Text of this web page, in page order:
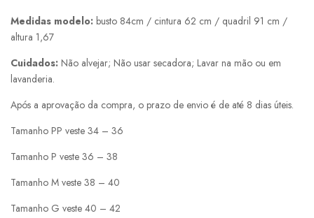
Medidas modelo: busto 84cm / cintura 62 cm / quadril 91 cm /
altura 1,67
Cuidados: Não alvejar; Não usar secadora; Lavar na mão ou em
lavanderia.
Após a aprovação da compra, o prazo de envio é de até 8 dias úteis.
Tamanho PP veste 34 – 36
Tamanho P veste 36 – 38
Tamanho M veste 38 – 40
Tamanho G veste 40 – 42